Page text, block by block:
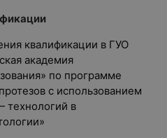
квалификации в ГУО
академия
по программе
с использованием
технологий в